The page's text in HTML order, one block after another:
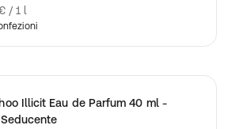
/ 1 l
Illicit Eau de Parfum 40 ml -